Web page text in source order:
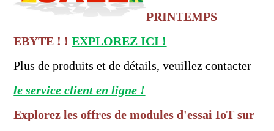
PRINTEMPS
EBYTE ! !EXPLOREZ ICI !
Plus de produits et de détails, veuillez contacter
le service client en ligne !
Explorez les offres de modules d'essai IoT sur